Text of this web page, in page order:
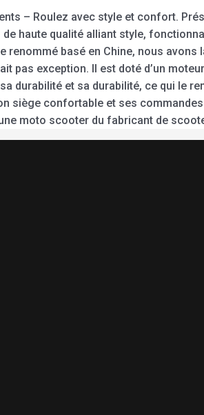
– Roulez avec style et confort.
haute qualité alliant style,
renommé basé en Chine, nous
pas exception. Il est doté d’un
durabilité et sa durabilité, ce qui le
siège confortable et ses
moto scooter du fabricant de